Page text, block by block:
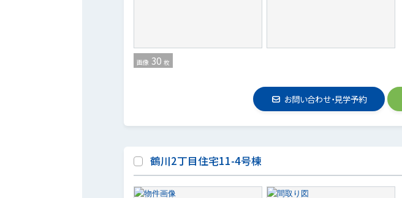
画像 30 枚
お問い合わせ・見学予約
鶴川2丁目住宅11-4号棟